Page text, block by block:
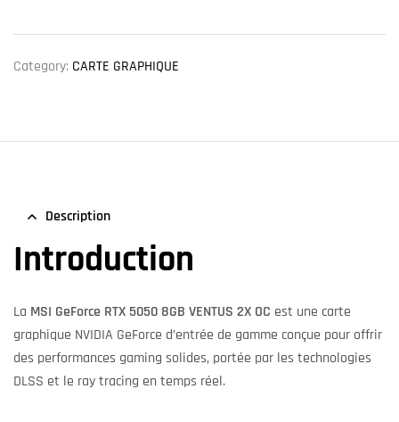
Category: CARTE GRAPHIQUE
Description
Introduction
La MSI GeForce RTX 5050 8GB VENTUS 2X OC est une carte
graphique NVIDIA GeForce d’entrée de gamme conçue pour offrir
des performances gaming solides, portée par les technologies
DLSS et le ray tracing en temps réel.